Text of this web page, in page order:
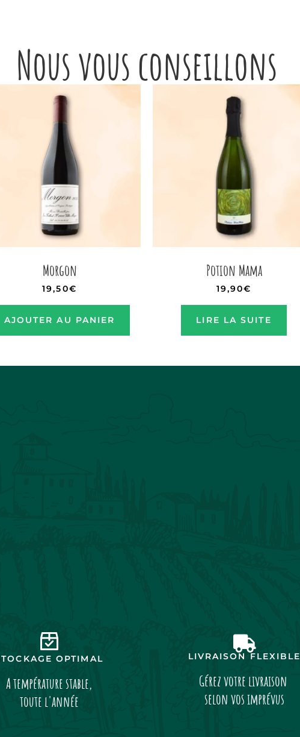
Nous vous conseillons
Morgon
19,50€
AJOUTER AU PANIER
Potion Mama
19,90€
LIRE LA SUITE
OPTIMAL
A température stable,
toute l'année
LIVRAISON FLEXIBLE
Gérez votre livraison
selon vos imprévus